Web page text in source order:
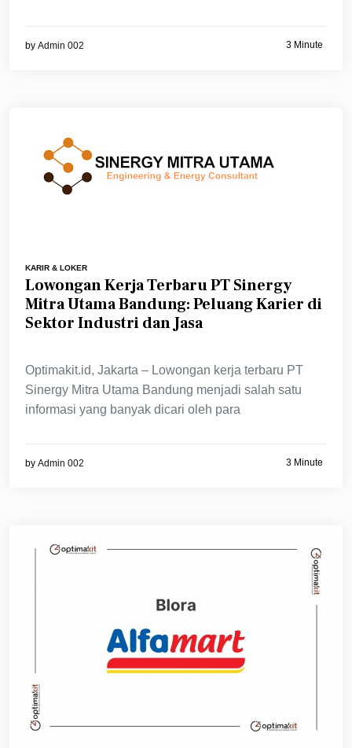
by Admin 002 3 Minute
KARIR & LOKER
Lowongan Kerja Terbaru PT Sinergy
Mitra Utama Bandung: Peluang Karier di
Sektor Industri dan Jasa
Optimakit.id, Jakarta – Lowongan kerja terbaru PT
Sinergy Mitra Utama Bandung menjadi salah satu
informasi yang banyak dicari oleh para
by Admin 002 3 Minute